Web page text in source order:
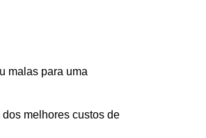
malas para uma
melhores custos de